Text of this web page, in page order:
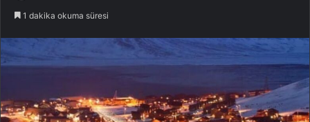
1 dakika okuma süresi